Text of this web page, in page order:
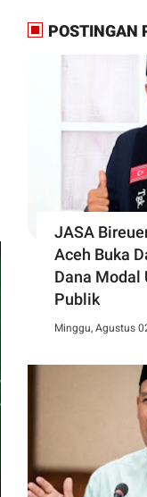
POSTINGAN
JASA
Aceh Buka
Dana Modal
Publik
Minggu, Agustus